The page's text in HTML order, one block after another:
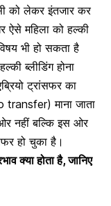
को लेकर इंतजार कर
ऐसे महिला को हल्की
भी हो सकता है
ब्लीडिंग होना
ट्रांसफर का
माना जाता
नहीं बल्कि इस ओर
हो चुका है।
क्या होता है, जानिए